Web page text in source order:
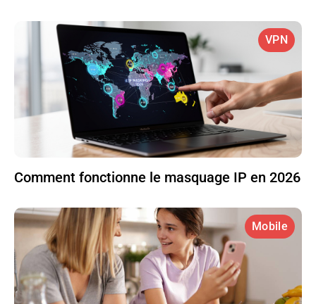
VPN
Comment fonctionne le masquage IP en 2026
Mobile